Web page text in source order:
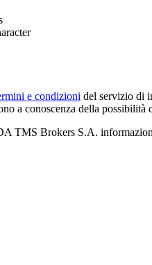
e condizioni del servizio di
a conoscenza della
TMS Brokers S.A.